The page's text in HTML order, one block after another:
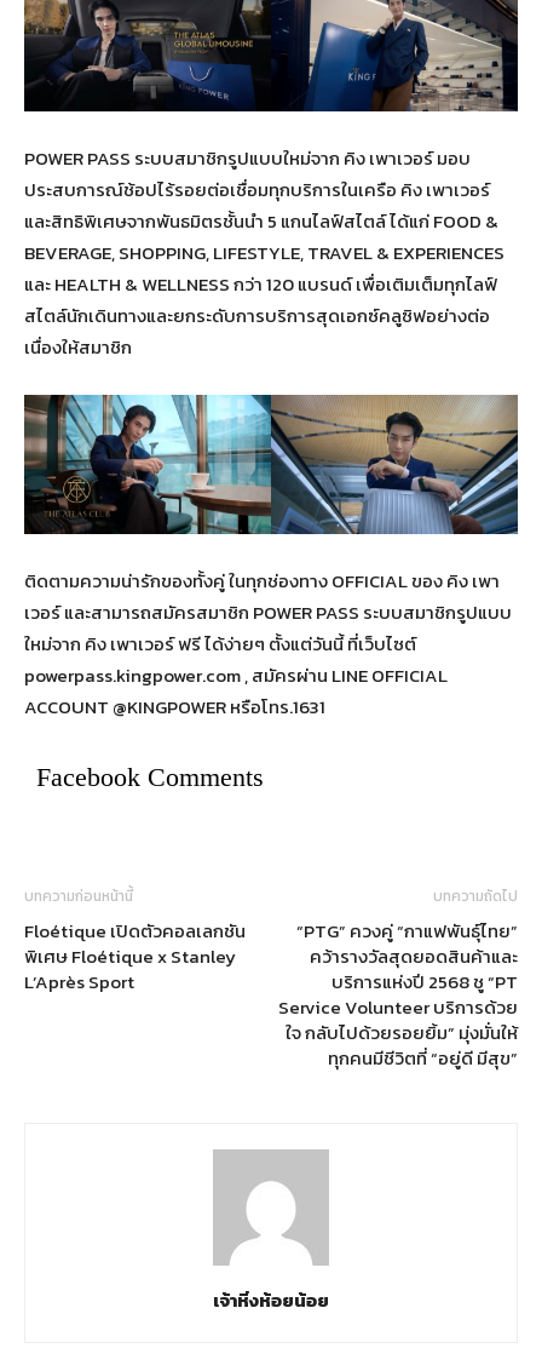
POWER PASS ระบบสมาชิกรูปแบบใหม่จาก คิง เพาเวอร์ มอบ
ประสบการณ์ช้อปไร้รอยต่อเชื่อมทุกบริการในเครือ คิง เพาเวอร์
และสิทธิพิเศษจากพันธมิตรชั้นนำ 5 แกนไลฟ์สไตล์ ได้แก่ FOOD &
BEVERAGE, SHOPPING, LIFESTYLE, TRAVEL & EXPERIENCES
และ HEALTH & WELLNESS กว่า 120 แบรนด์ เพื่อเติมเต็มทุกไลฟ์
สไตล์นักเดินทางและยกระดับการบริการสุดเอกซ์คลูซิฟอย่างต่อ
เนื่องให้สมาชิก
ติดตามความน่ารักของทั้งคู่ ในทุกช่องทาง OFFICIAL ของ คิง เพา
เวอร์ และสามารถสมัครสมาชิก POWER PASS ระบบสมาชิกรูปแบบ
ใหม่จาก คิง เพาเวอร์ ฟรี ได้ง่ายๆ ตั้งแต่วันนี้ ที่เว็บไซต์
powerpass.kingpower.com , สมัครผ่าน LINE OFFICIAL
ACCOUNT @KINGPOWER หรือโทร.1631
Facebook Comments
บทความก่อนหน้านี้
Floétique เปิดตัวคอลเลกชัน
พิเศษ Floétique x Stanley
L’Après Sport
บทความถัดไป
“PTG” ควงคู่ “กาแฟพันธุ์ไทย”
คว้ารางวัลสุดยอดสินค้าและ
บริการแห่งปี 2568 ชู “PT
Service Volunteer บริการด้วย
ใจ กลับไปด้วยรอยยิ้ม” มุ่งมั่นให้
ทุกคนมีชีวิตที่ “อยู่ดี มีสุข”
เจ้าหิ่งห้อยน้อย